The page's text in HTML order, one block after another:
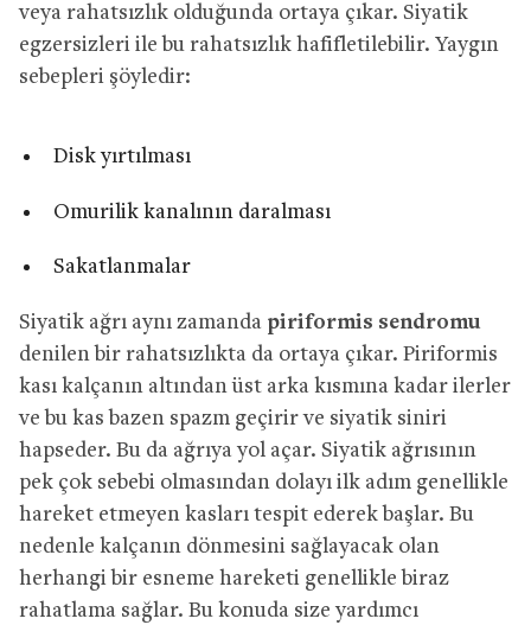
veya rahatsızlık olduğunda ortaya çıkar. Siyatik
egzersizleri ile bu rahatsızlık hafifletilebilir. Yaygın
sebepleri şöyledir:
Disk yırtılması
Omurilik kanalının daralması
Sakatlanmalar
Siyatik ağrı aynı zamanda piriformis sendromu
denilen bir rahatsızlıkta da ortaya çıkar. Piriformis
kası kalçanın altından üst arka kısmına kadar ilerler
ve bu kas bazen spazm geçirir ve siyatik siniri
hapseder. Bu da ağrıya yol açar. Siyatik ağrısının
pek çok sebebi olmasından dolayı ilk adım genellikle
hareket etmeyen kasları tespit ederek başlar. Bu
nedenle kalçanın dönmesini sağlayacak olan
herhangi bir esneme hareketi genellikle biraz
rahatlama sağlar. Bu konuda size yardımcı